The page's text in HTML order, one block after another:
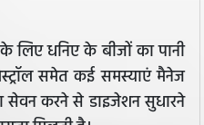
लिए धनिए के बीजों का पानी
समेत कई समस्याएं मैनेज
सेवन करने से डाइजेशन सुधारने